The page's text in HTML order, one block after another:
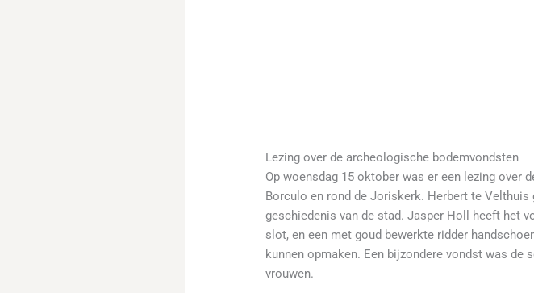
Lezing over de archeologische bodemvondsten
Op woensdag 15 oktober was er een lezing over
Borculo en rond de Joriskerk. Herbert te
geschiedenis van de stad. Jasper Holl heeft het
slot, en een met goud bewerkte ridder
kunnen opmaken. Een bijzondere vondst was
vrouwen.